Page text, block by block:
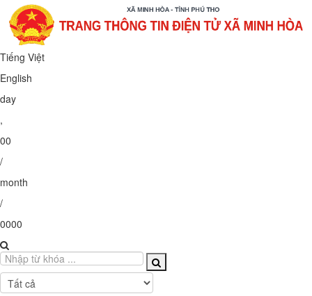
Tiếng Việt
English
day
,
00
/
month
/
0000